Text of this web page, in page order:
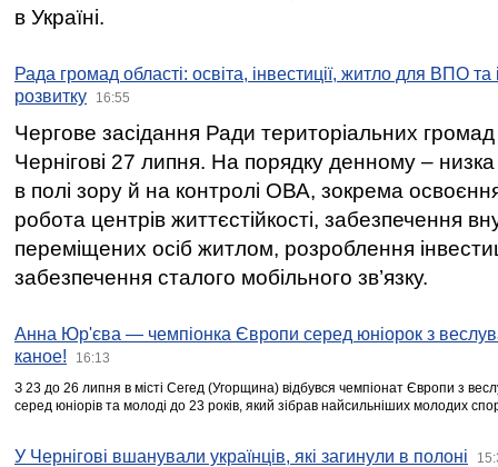
в Україні.
Рада громад області: освіта, інвестиції, житло для ВПО
розвитку
16:55
Чергове засідання Ради територіальних громад
Чернігові 27 липня. На порядку денному –
в полі зору й на контролі ОВА, зокрема освоєння
робота центрів життєстійкості, забезпечення
переміщених осіб житлом, розроблення
забезпечення сталого мобільного зв’язку.
Анна Юр'єва — чемпіонка Європи серед юніорок з
каное!
16:13
З 23 до 26 липня в місті Сегед (Угорщина) відбувся чемпіонат Європи з
серед юніорів та молоді до 23 років, який зібрав найсильніших молодих
У Чернігові вшанували українців, які загинули в полоні